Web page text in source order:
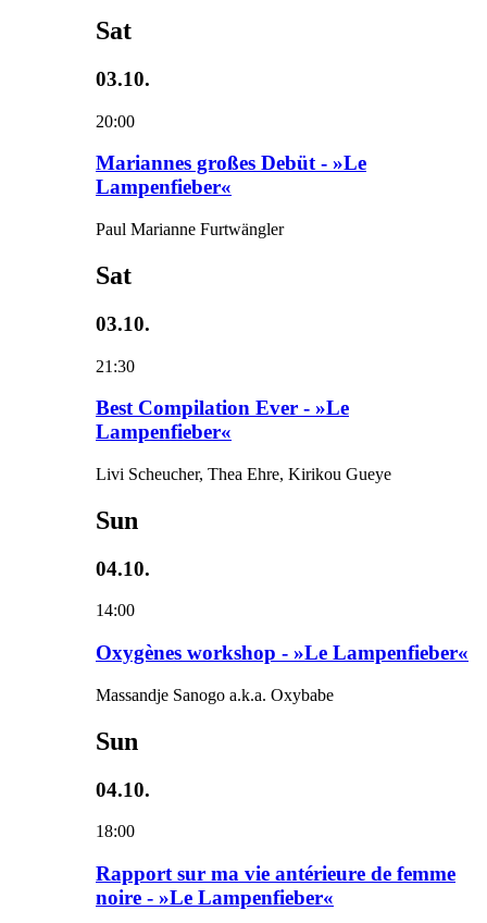
Sat
03.10.
20:00
Mariannes großes Debüt - »Le
Lampenfieber«
Paul Marianne Furtwängler
Sat
03.10.
21:30
Best Compilation Ever - »Le
Lampenfieber«
Livi Scheucher, Thea Ehre, Kirikou Gueye
Sun
04.10.
14:00
Oxygènes workshop - »Le Lampenfieber«
Massandje Sanogo a.k.a. Oxybabe
Sun
04.10.
18:00
Rapport sur ma vie antérieure de femme
noire - »Le Lampenfieber«